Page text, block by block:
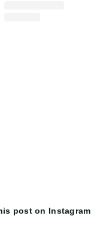
post on Instagram